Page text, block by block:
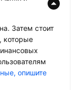
Затем стоит
которые
опишите